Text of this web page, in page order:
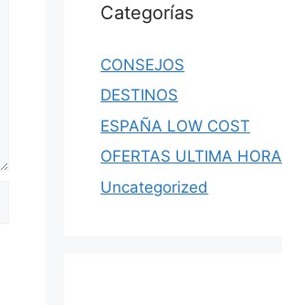
Categorías
CONSEJOS
DESTINOS
ESPAÑA LOW COST
OFERTAS ULTIMA HORA
Uncategorized